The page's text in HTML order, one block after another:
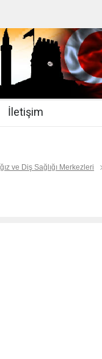
ARTIRIMLARI|
2019/16 | 2019-07-31
Çalıştırma Talep|
İletişim
ve Diş Sağlığı Merkezleri